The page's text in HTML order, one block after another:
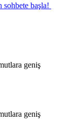
sohbete başla!
geniş
geniş